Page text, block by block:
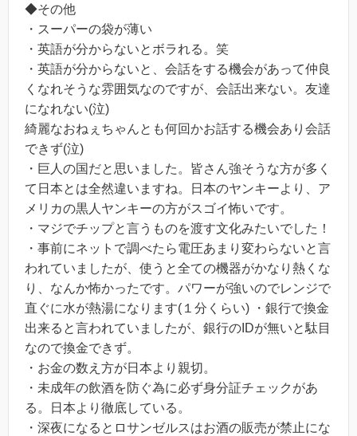
◆その他
・スーパーの袋が薄い
・英語が分からないとボラれる。笑
・英語が分からないと、会話をする機会があって仲良
くなれそうな雰囲気なのですが、会話出来ない。友達
になれない(泣)
綺麗なおねぇちゃんとも何回かお話する機会あり会話
できず(泣)
・巨人の国だと思いました。皆さん強そうな方が多く
て日本とは全然違いますね。日本のヤンキーより、ア
メリカの黒人ヤンキーの方がスゴイ怖いです。
・マジでチップと言うものを渡す文化みたいでした！
・事前にネットで調べたら電圧あまり変わらないと言
われていましたが、使うと全ての機器がかなり熱くな
り、なんか怖かったです。パワーが強いのでレンジで
直ぐに水が熱湯になります(１分くらい) ・銀行で換金
出来ると言われていましたが、銀行のIDが無いと駄目
なので換金できず。
・お金の数え方が日本より親切。
・未成年の飲酒を防ぐ為に必ず身分証チェックがあ
る。日本より徹底している。
・深夜になるとロサンゼルスはお酒の販売が禁止にな